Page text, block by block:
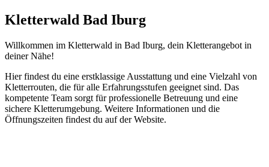
Kletterwald Bad Iburg
Willkommen im Kletterwald in Bad Iburg, dein Kletterangebot in
deiner Nähe!
Hier findest du eine erstklassige Ausstattung und eine Vielzahl von
Kletterrouten, die für alle Erfahrungsstufen geeignet sind. Das
kompetente Team sorgt für professionelle Betreuung und eine
sichere Kletterumgebung. Weitere Informationen und die
Öffnungszeiten findest du auf der Website.